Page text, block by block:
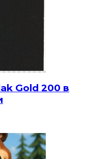
Gold 200 в